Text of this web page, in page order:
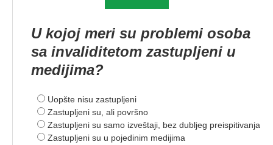
U kojoj meri su problemi osoba
sa invaliditetom zastupljeni u
medijima?
Uopšte nisu zastupljeni
Zastupljeni su, ali površno
Zastupljeni su samo izveštaji, bez dubljeg preispitivanja
Zastupljeni su u pojedinim medijima